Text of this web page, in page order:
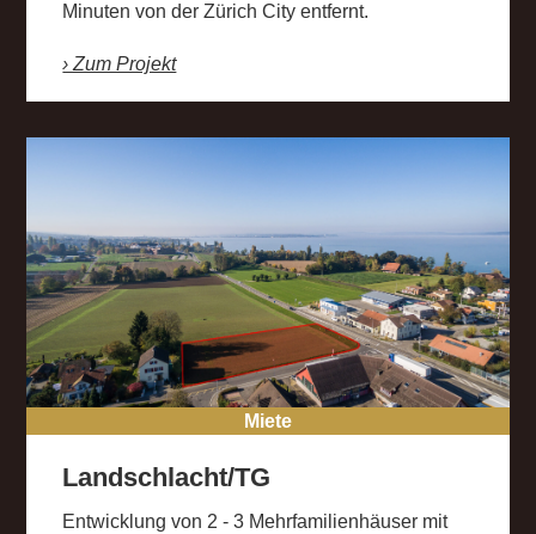
Minuten von der Zürich City entfernt.
› Zum Projekt
Miete
Landschlacht/TG
Entwicklung von 2 - 3 Mehrfamilienhäuser mit